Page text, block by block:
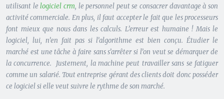
utilisant lelogiciel crm, le personnel peut se consacrer davantage à son
activité commerciale. En plus, il faut accepter le fait que les processeurs
font mieux que nous dans les calculs. L’erreur est humaine ! Mais le
logiciel, lui, n’en fait pas si l’algorithme est bien conçu. Étudier le
marché est une tâche à faire sans s’arrêter si l’on veut se démarquer de
la concurrence. Justement, la machine peut travailler sans se fatiguer
comme un salarié. Tout entreprise gérant des clients doit donc posséder
ce logiciel si elle veut suivre le rythme de son marché.